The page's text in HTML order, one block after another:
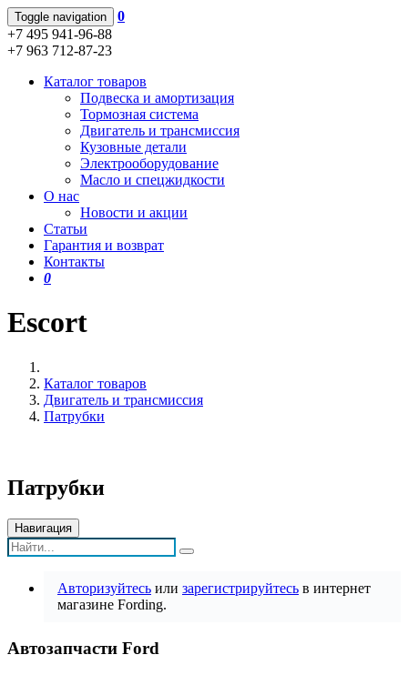
Toggle navigation
0
+7 495 941-96-88
+7 963 712-87-23
Каталог товаров
Подвеска и амортизация
Тормозная система
Двигатель и трансмиссия
Кузовные детали
Электрооборудование
Масло и спецжидкости
О нас
Новости и акции
Статьи
Гарантия и возврат
Контакты
0
Escort
Каталог товаров
Двигатель и трансмиссия
Патрубки
Патрубки
Навигация
Авторизуйтесь или зарегистрируйтесь в интернет
магазине Fording.
Автозапчасти Ford